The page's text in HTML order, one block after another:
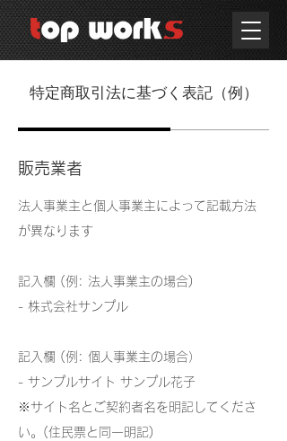
特定商取引法に基づく表記（例）
販売業者
法人事業主と個人事業主によって記載方法
が異なります
記入欄 (例: 法人事業主の場合)
- 株式会社サンプル
記入欄 (例: 個人事業主の場合）
- サンプルサイト サンプル花子
※サイト名とご契約者名を明記してくださ
い。(住民票と同一明記)